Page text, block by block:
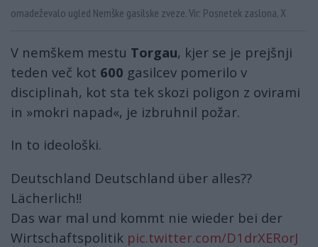
omadeževalo ugled Nemške gasilske zveze. Vir: Posnetek zaslona, X
V nemškem mestu Torgau, kjer se je prejšnji
teden več kot 600 gasilcev pomerilo v
disciplinah, kot sta tek skozi poligon z ovirami
in »mokri napad«, je izbruhnil požar.
In to ideološki.
Deutschland Deutschland über alles??
Lächerlich!!
Das war mal und kommt nie wieder bei der
Wirtschaftspolitik pic.twitter.com/D1drXERorJ